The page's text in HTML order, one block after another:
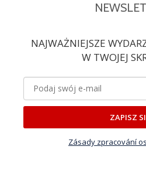
NAJWAŻNIEJSZE
W TWOJEJ
ZAPISZ
Zásady zpracování